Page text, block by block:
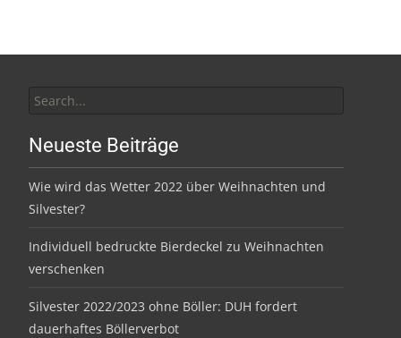
for:
Neueste Beiträge
Wie wird das Wetter 2022 über Weihnachten und
Silvester?
Individuell bedruckte Bierdeckel zu Weihnachten
verschenken
Silvester 2022/2023 ohne Böller: DUH fordert
dauerhaftes Böllerverbot